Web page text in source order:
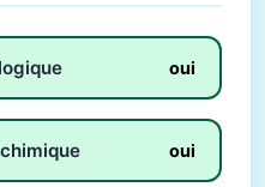
oui
oui